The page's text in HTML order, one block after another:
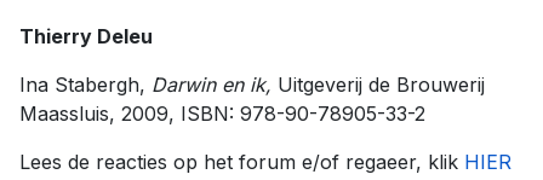
Thierry Deleu
Ina Stabergh, Darwin en ik, Uitgeverij de Brouwerij
Maassluis, 2009, ISBN: 978-90-78905-33-2
Lees de reacties op het forum e/of regaeer, klik HIER